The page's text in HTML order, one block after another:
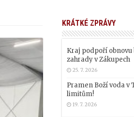
KRÁTKÉ ZPRÁVY
Kraj podpoří
zahrady v Zákupech
25. 7. 2026
Pramen Boží voda v
limitům!
19. 7. 2026